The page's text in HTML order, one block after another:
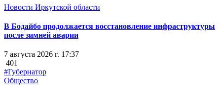
Новости Иркутской области
В Бодайбо продолжается восстановление инфраструктуры
после зимней аварии
7 августа 2026 г. 17:37
401
#Губернатор
Общество